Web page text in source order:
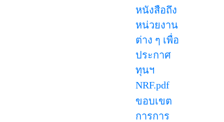
หนังสือถึง
หน่วยงาน
ต่าง ๆ เพื่อ
ประกาศ
ทุนฯ
NRF.pdf
ขอบเขต
การการ